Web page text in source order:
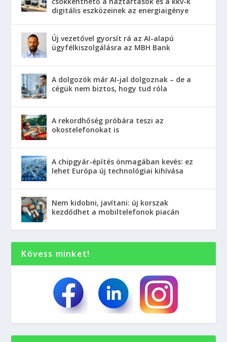
digitális eszközeinek az energiaigénye
Új vezetővel gyorsít rá az AI-alapú
ügyfélkiszolgálásra az MBH Bank
A dolgozók már AI-jal dolgoznak – de a
cégük nem biztos, hogy tud róla
A rekordhőség próbára teszi az
okostelefonokat is
A chipgyár-építés önmagában kevés: ez
lehet Európa új technológiai kihívása
Nem kidobni, javítani: új korszak
kezdődhet a mobiltelefonok piacán
Kövess minket!